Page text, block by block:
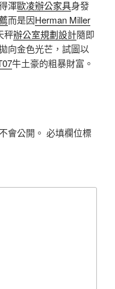
渾歐凌辦公家具身發
而是因Herman Miller
秤辦公室規劃設計隨即
向金色光芒，試圖以
牛土豪的粗暴財富。
會公開。 必填欄位標